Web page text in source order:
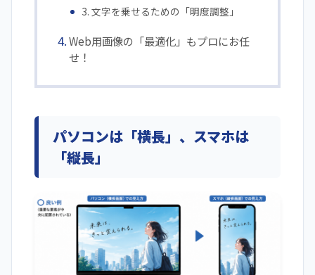
3. 文字を乗せるための「明度調整」
Web用画像の「最適化」もプロにお任
せ！
パソコンは「横長」、スマホは
「縦長」